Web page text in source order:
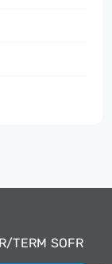
TERM SOFR